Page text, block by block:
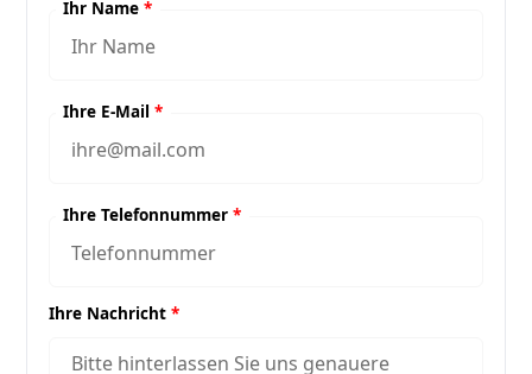
Ihr Name*
Ihre E-Mail*
Ihre Telefonnummer*
Ihre Nachricht*